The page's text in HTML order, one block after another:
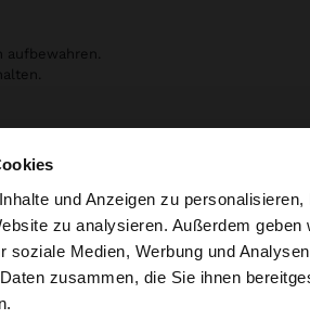
und Anzeigen zu
zu analysieren. Außerdem
soziale Medien, Werbung und
zusammen, die Sie ihnen
auf die Website zu.